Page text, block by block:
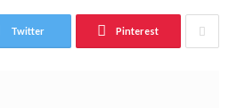
Twitter Pinterest